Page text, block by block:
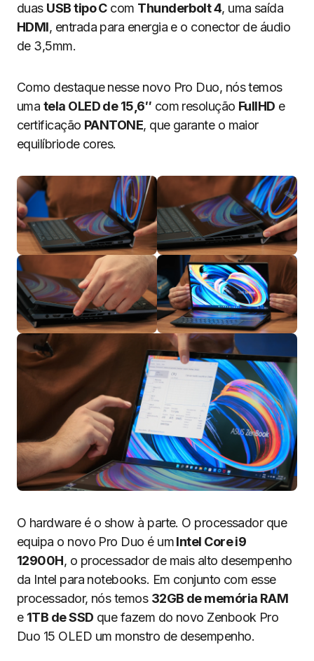
duas USB tipo Ccom Thunderbolt 4, uma saída
HDMI, entrada para energia e o conector de áudio
de 3,5mm.
Como destaque nesse novo Pro Duo, nós temos
uma tela OLED de 15,6″ com resolução FullHD e
certificação PANTONE, que garante o maior
equilíbriode cores.
O hardware é o show à parte. O processador que
equipa o novo Pro Duo é umIntel Core i9
12900H, o processador de mais alto desempenho
da Intel para notebooks. Em conjunto com esse
processador, nós temos 32GB de memória RAM
e 1TB de SSD que fazem do novo Zenbook Pro
Duo 15 OLED um monstro de desempenho.